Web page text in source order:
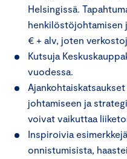
Helsingissä.
henkilöstöjohtamisen
€ + alv, joten
Kutsuja
vuodessa.
johtamiseen ja
voivat vaikuttaa
Inspiroivia
onnistumisista,